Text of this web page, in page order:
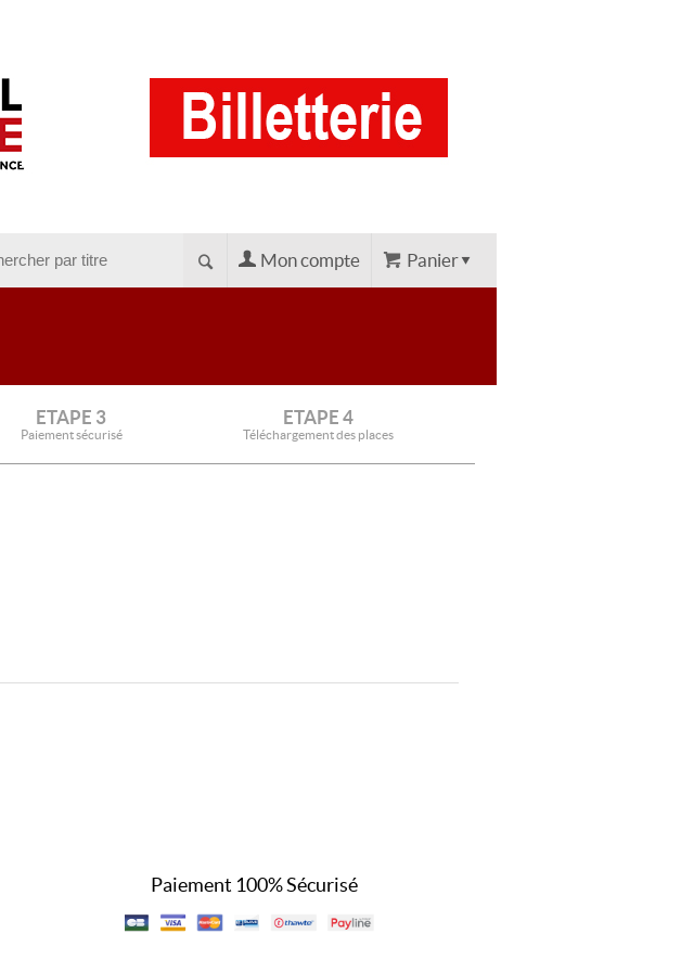
Panier
Mon compte
ETAPE 3
Paiement sécurisé
ETAPE 4
Téléchargement des places
Paiement 100% Sécurisé